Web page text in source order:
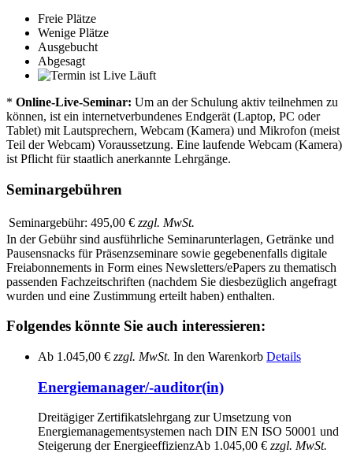
Freie Plätze
Wenige Plätze
Ausgebucht
Abgesagt
Läuft
* Online-Live-Seminar: Um an der Schulung aktiv teilnehmen zu
können, ist ein internetverbundenes Endgerät (Laptop, PC oder
Tablet) mit Lautsprechern, Webcam (Kamera) und Mikrofon (meist
Teil der Webcam) Voraussetzung. Eine laufende Webcam (Kamera)
ist Pflicht für staatlich anerkannte Lehrgänge.
Seminargebühren
Seminargebühr: 495,00 € zzgl. MwSt.
In der Gebühr sind ausführliche Seminarunterlagen, Getränke und
Pausensnacks für Präsenzseminare sowie gegebenenfalls digitale
Freiabonnements in Form eines Newsletters/ePapers zu thematisch
passenden Fachzeitschriften (nachdem Sie diesbezüglich angefragt
wurden und eine Zustimmung erteilt haben) enthalten.
Folgendes könnte Sie auch interessieren:
Ab 1.045,00 € zzgl. MwSt. In den Warenkorb Details
Energiemanager/-auditor(in)
Dreitägiger Zertifikatslehrgang zur Umsetzung von
Energiemanagementsystemen nach DIN EN ISO 50001 und
Steigerung der EnergieeffizienzAb 1.045,00 € zzgl. MwSt.